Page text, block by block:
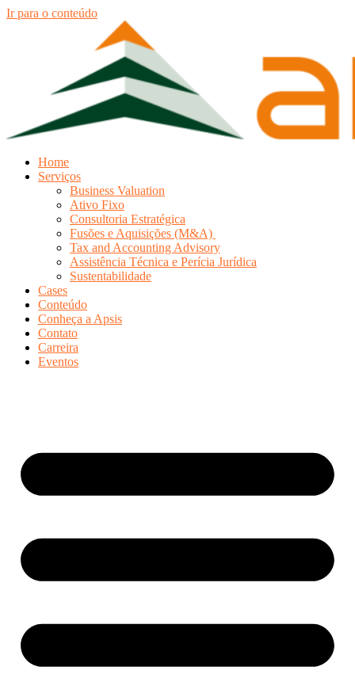
Ir para o conteúdo
Home
Serviços
Business Valuation
Ativo Fixo
Consultoria Estratégica
Fusões e Aquisições (M&A)
Tax and Accounting Advisory
Assistência Técnica e Perícia Jurídica
Sustentabilidade
Cases
Conteúdo
Conheça a Apsis
Contato
Carreira
Eventos